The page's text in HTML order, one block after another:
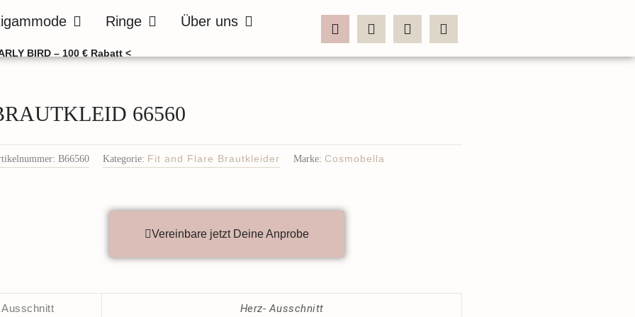
Öffne Bräutigammode
Ringe Öffne RingeÜber uns Öffne Über uns
BIRD – 100 € Rabatt <
66560
B66560 Kategorie: Fit and Flare Brautkleider Marke: Cosmobella
Vereinbare jetzt Deine Anprobe
Ausschnitt Herz- Ausschnitt